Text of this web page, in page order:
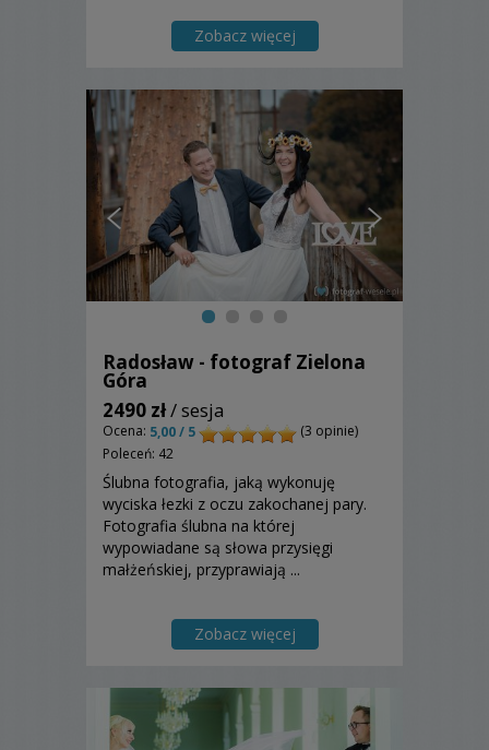
Zobacz więcej
Radosław - fotograf Zielona
Góra
2490 zł/ sesja
Ocena: 5,00 / 5
(3 opinie)
Poleceń: 42
Ślubna fotografia, jaką wykonuję
wyciska łezki z oczu zakochanej pary.
Fotografia ślubna na której
wypowiadane są słowa przysięgi
małżeńskiej, przyprawiają ...
Zobacz więcej